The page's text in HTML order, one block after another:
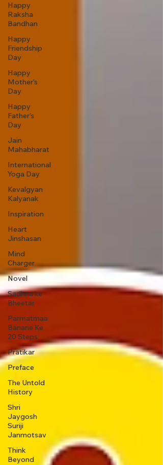
Happy
Raksha
Bandhan
Happy
Friendship
Day
Happy
Mother's
Day
Happy
Father’s
Day
Jain
Mahabharat
International
Yoga Day
Kevalgyan
Kalyanak
Inspiration
Heart
Jinshasan
Mind
Charger
Novel
Sadhna ke
Bheetar
Parmatmaa
Banane Ke
20 Steps
Pratikar
Preface
The Untold
History
Shri
Jaygosh
Suriji
Janmotsav
Think
Beyond